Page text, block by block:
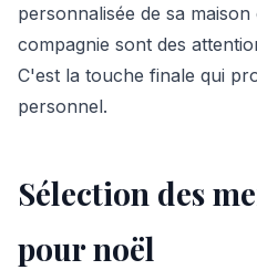
personnalisée de sa
compagnie sont des
C'est la touche finale qui
personnel.
Sélection des
pour noël